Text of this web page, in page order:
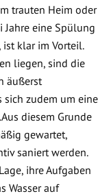
trauten Heim oder
eine Spülung
klar im Vorteil.
liegen, sind die
äußerst
sich zudem um eine
diesem Grunde
gewartet,
saniert werden.
ihre Aufgaben
Wasser auf